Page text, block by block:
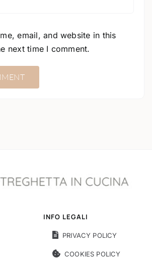
email, and website in this
next time I comment.
INFO LEGALI
PRIVACY POLICY
COOKIES POLICY